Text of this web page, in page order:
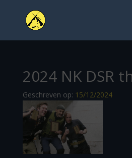
2024 NK DSR
Geschreven op: 15/12/2024